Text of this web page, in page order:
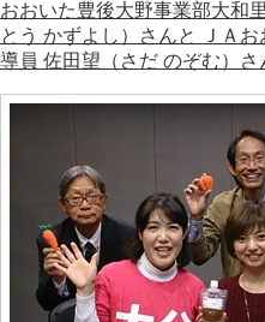
おおいた豊後大野事業部大和
とう かずよし）さんと ＪＡ
導員 佐田望（さだ のぞむ）さ